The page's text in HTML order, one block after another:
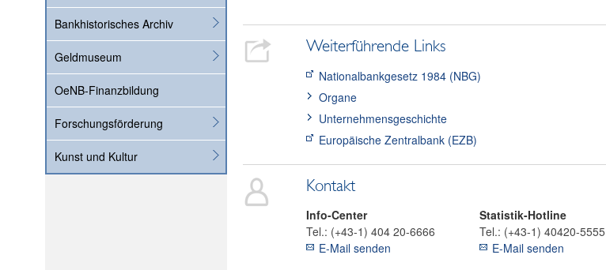
Bankhistorisches Archiv
Geldmuseum
OeNB-Finanzbildung
Forschungsförderung
Kunst und Kultur
Weiterführende Links
Nationalbankgesetz 1984 (NBG)
Organe
Unternehmensgeschichte
Europäische Zentralbank (EZB)
Kontakt
Info-Center
Tel.: (+43-1) 404 20-6666
E-Mail senden
Statistik-Hotline
Tel.: (+43-1) 40420-5555
E-Mail senden